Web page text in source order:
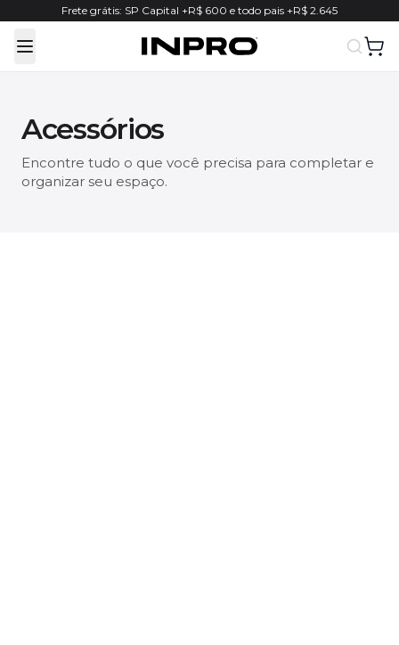
Frete grátis: SP Capital +R$ 600 e todo pais +R$ 2.645
Toggle Menu
Acessórios
Encontre tudo o que você precisa para completar e
organizar seu espaço.